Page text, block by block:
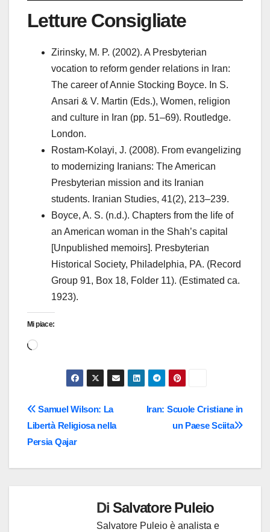
Letture Consigliate
Zirinsky, M. P. (2002). A Presbyterian
vocation to reform gender relations in Iran:
The career of Annie Stocking Boyce. In S.
Ansari & V. Martin (Eds.), Women, religion
and culture in Iran (pp. 51–69). Routledge.
London.
Rostam-Kolayi, J. (2008). From evangelizing
to modernizing Iranians: The American
Presbyterian mission and its Iranian
students. Iranian Studies, 41(2), 213–239.
Boyce, A. S. (n.d.). Chapters from the life of
an American woman in the Shah’s capital
[Unpublished memoirs]. Presbyterian
Historical Society, Philadelphia, PA. (Record
Group 91, Box 18, Folder 11). (Estimated ca.
1923).
Mi piace:
Caricamento
Navigazione
articoli
Iran: Scuole Cristiane in
un Paese Sciita
Samuel Wilson: La
Libertà Religiosa nella
Persia Qajar
DiSalvatore Puleio
Salvatore Puleio è analista e